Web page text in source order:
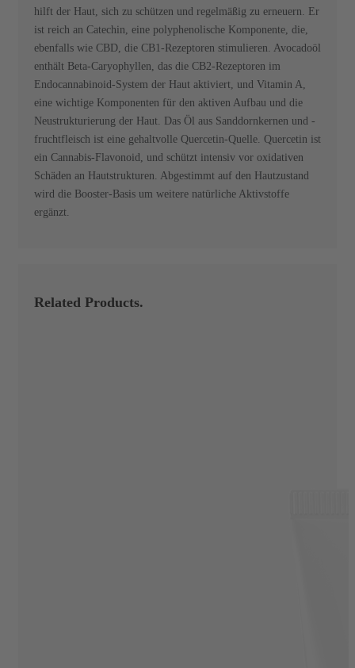
hilft der Haut, sich zu schützen und regelmäßig zu erneuern. Er
ist reich an Catechin, eine polyphenolische Komponente, die,
ebenfalls wie CBD, die CB1-Rezeptoren stimulieren. Avocadoöl
enthält Beta-Caryophyllen, das die CB2-Rezeptoren im
Endocannabinoid-System der Haut aktiviert, und Vitamin A,
eine wichtige Komponenten für den aktiven Aufbau und die
Neustrukturierung der Haut. Das Öl aus Sanddornkernen und -
fruchtfleisch ist eine gehaltvolle Quercetin-Quelle. Quercetin ist
ein Cannabis-Flavonoid, und schützt intensiv vor oxidativen
Schäden an Hautstrukturen. Abgestimmt auf den Hautzustand
wird die Booster-Basis um weitere natürliche Aktivstoffe
ergänzt.
Related Products.